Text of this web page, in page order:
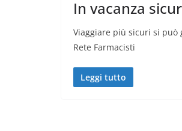
In vacanza
Viaggiare più sicuri si può
Rete Farmacisti
Leggi tutto